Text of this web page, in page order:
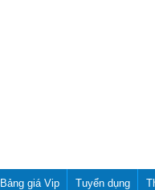
Bảng giá Vip Tuyển dụng